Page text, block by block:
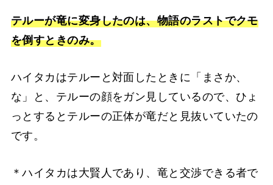
テルーが竜に変身したのは、物語のラストでクモ
を倒すときのみ。
ハイタカはテルーと対面したときに「まさか、
な」と、テルーの顔をガン見しているので、ひょ
っとするとテルーの正体が竜だと見抜いていたの
です。
＊ハイタカは大賢人であり、竜と交渉できる者で